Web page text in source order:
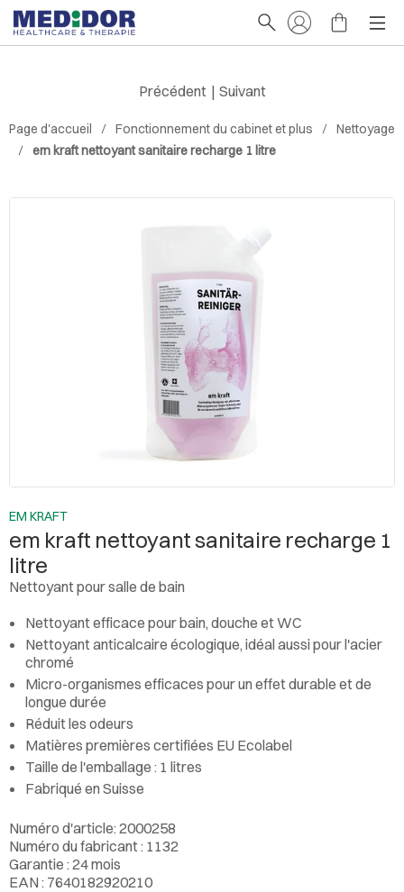
Page d'accueil Fonctionnement du cabinet et plus
Nettoyage
em kraft nettoyant sanitaire recharge 1 litre
Précédent | Suivant
EM KRAFT
em kraft nettoyant sanitaire recharge 1
litre
Nettoyant pour salle de bain
Nettoyant efficace pour bain, douche et WC
Nettoyant anticalcaire écologique, idéal aussi pour l'acier
chromé
Micro-organismes efficaces pour un effet durable et de
longue durée
Réduit les odeurs
Matières premières certifiées EU Ecolabel
Taille de l'emballage : 1 litres
Fabriqué en Suisse
Numéro d'article: 2000258
Numéro du fabricant : 1132
Garantie : 24 mois
EAN : 7640182920210